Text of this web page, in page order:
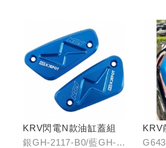
KRV閃電N款油缸蓋組
銀GH-2117-B0/藍GH-
KRV